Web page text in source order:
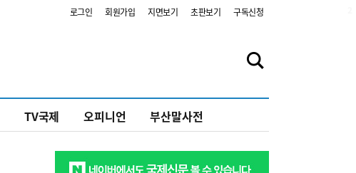
로그인 회원가입 지면보기 초판보기 구독신청
TV국제 오피니언 부산말사전